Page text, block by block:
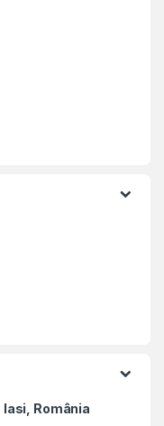
Iasi, România